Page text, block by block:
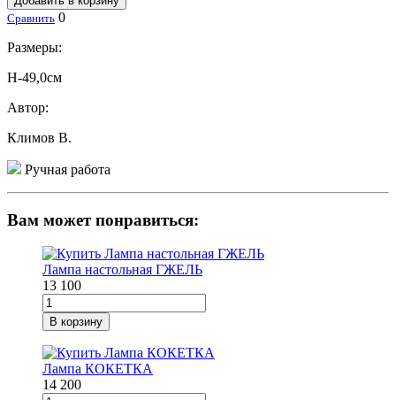
Сравнить 0
Размеры:
H-49,0см
Автор:
Климов В.
Ручная работа
Вам может понравиться:
Лампа настольная ГЖЕЛЬ
13 100
В корзину
Лампа КОКЕТКА
14 200